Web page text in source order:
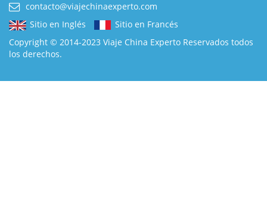
contacto@viajechinaexperto.com
Sitio en Inglés
Sitio en Francés
Copyright © 2014-2023 Viaje China Experto Reservados todos
los derechos.